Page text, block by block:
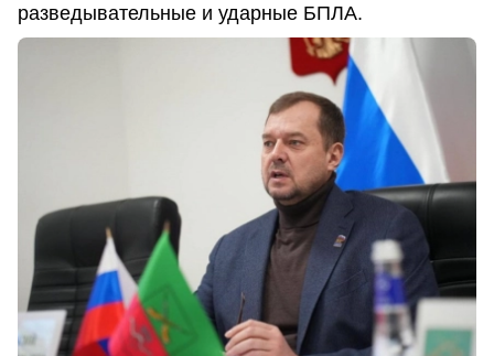
разведывательные и ударные БПЛА.